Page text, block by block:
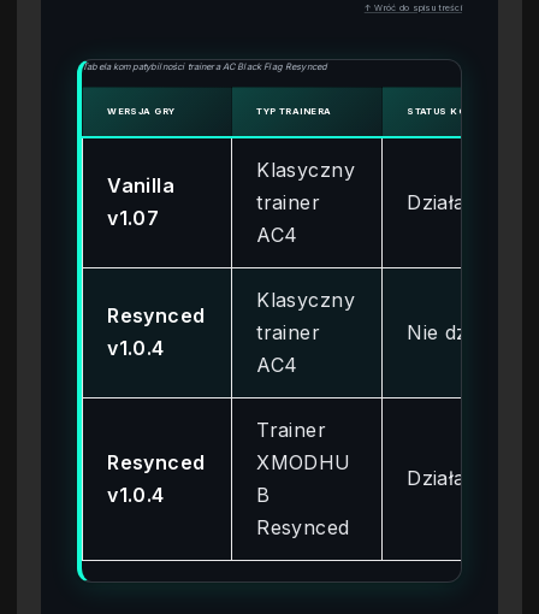
↑ Wróć do spisu treści
Tabela kompatybilności trainera AC Black Flag Resynced
WERSJA GRY TYP TRAINERA STATUS
Vanilla
v1.07
Klasyczny
trainer
AC4
Działa
Resynced
v1.0.4
Klasyczny
trainer
AC4
Nie działa
Resynced
v1.0.4
Trainer
XMODHU
B
Resynced
Działa